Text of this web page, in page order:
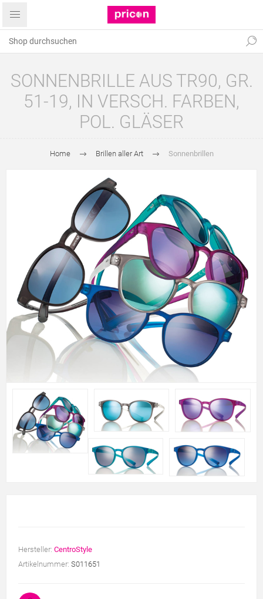
SONNENBRILLE AUS TR90, GR.
51-19, IN VERSCH. FARBEN,
POL. GLÄSER
Home Brillen aller Art Sonnenbrillen
Hersteller: CentroStyle
Artikelnummer: S011651